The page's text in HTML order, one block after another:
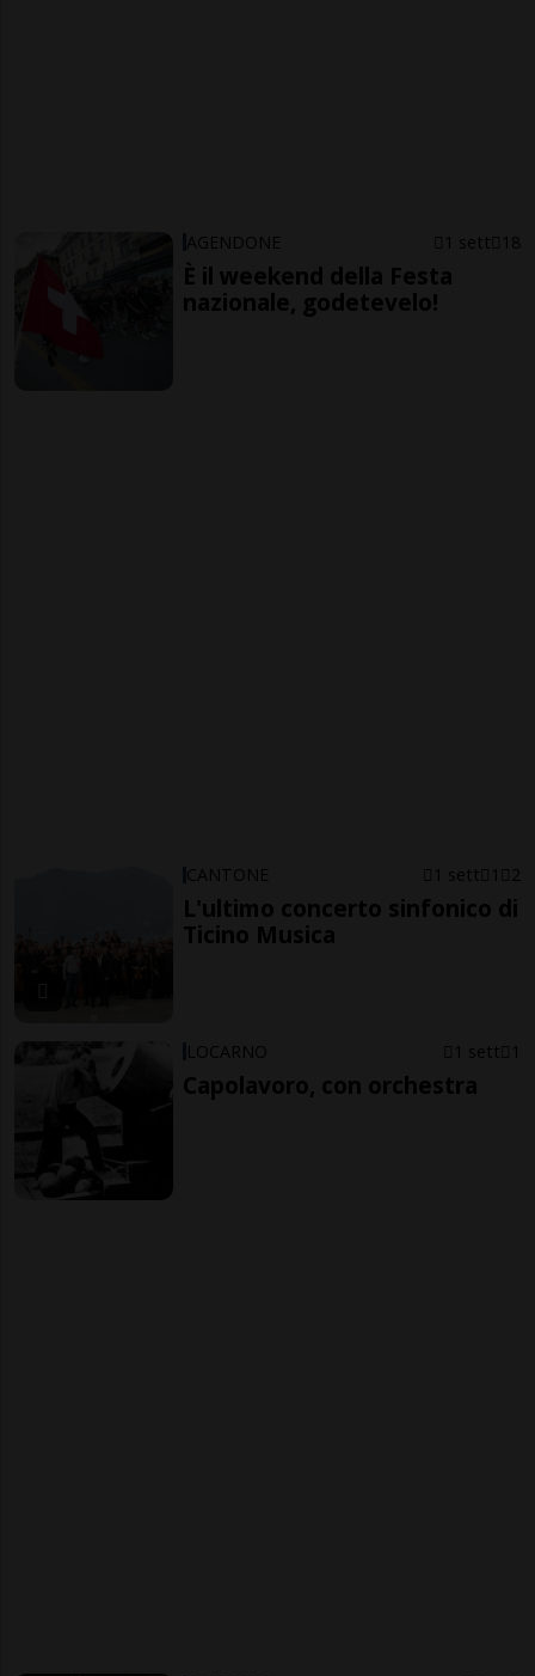
AGENDONE 1 sett 18
È il weekend della Festa
nazionale, godetevelo!
CANTONE 1 sett 1 2
L'ultimo concerto sinfonico di
Ticino Musica
LOCARNO 1 sett 1
Capolavoro, con orchestra